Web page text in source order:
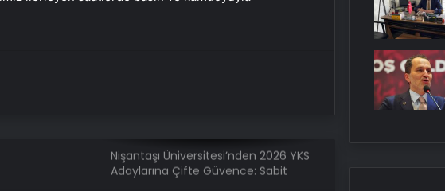
Nişantaşı Üniversitesi’nden 2026 YKS
Adaylarına Çifte Güvence: Sabit